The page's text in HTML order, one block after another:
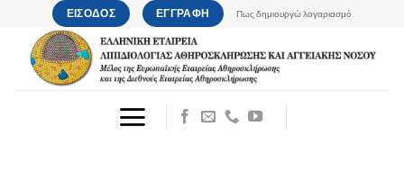
Μετάβαση
περιεχόμενο
ΕΙΣΟΔΟΣ ΕΓΓΡΑΦΗ Πως δημιουργώ λογαριασμό